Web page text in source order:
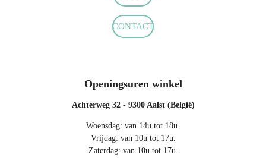
CONTACT
Openingsuren winkel
Achterweg 32 - 9300 Aalst (België)
Woensdag: van 14u tot 18u.
Vrijdag: van 10u tot 17u.
Zaterdag: van 10u tot 17u.